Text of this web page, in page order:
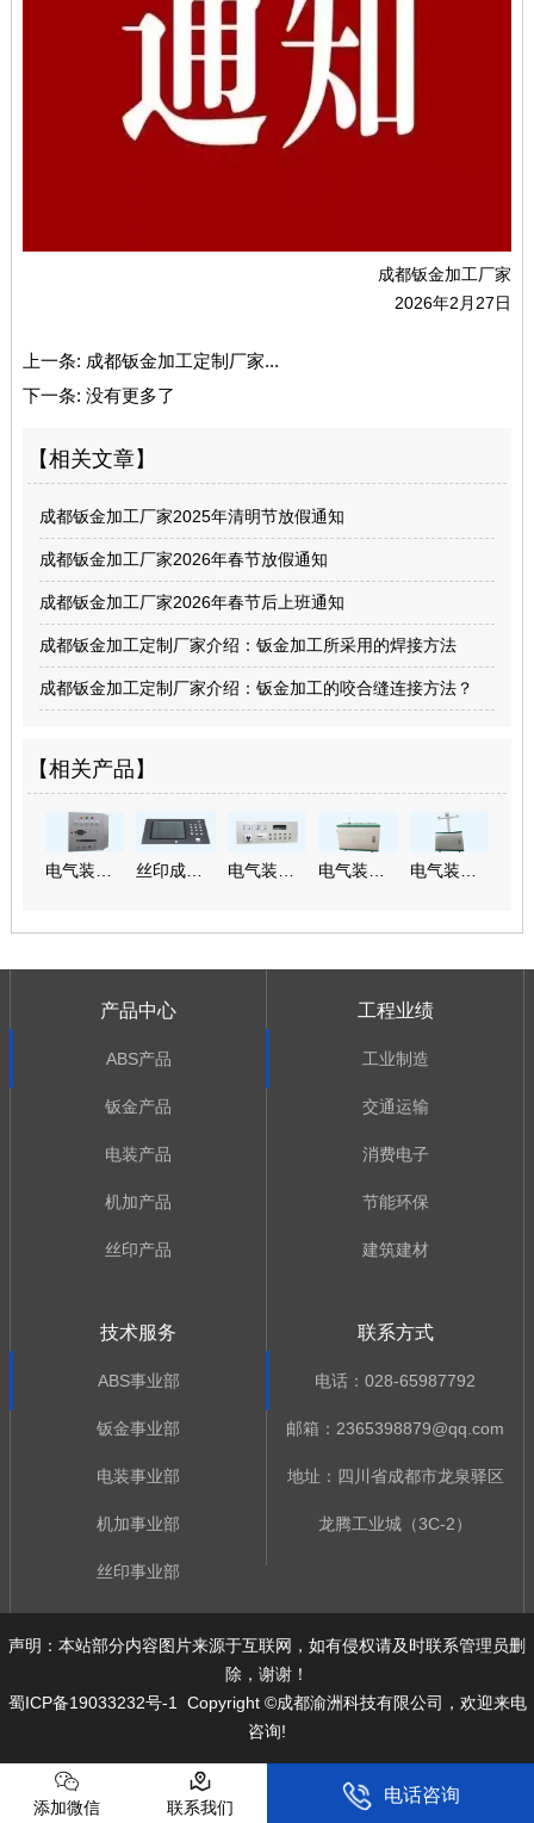
成都钣金加工厂家
2026年2月27日
上一条: 成都钣金加工定制厂家...
下一条: 没有更多了
【相关文章】
成都钣金加工厂家2025年清明节放假通知
成都钣金加工厂家2026年春节放假通知
成都钣金加工厂家2026年春节后上班通知
成都钣金加工定制厂家介绍：钣金加工所采用的焊接方法
成都钣金加工定制厂家介绍：钣金加工的咬合缝连接方法？
【相关产品】
产品中心
ABS产品
钣金产品
电装产品
机加产品
丝印产品
工程业绩
工业制造
交通运输
消费电子
节能环保
建筑建材
技术服务
ABS事业部
钣金事业部
电装事业部
机加事业部
丝印事业部
联系方式
电话：028-65987792
邮箱：2365398879@qq.com
地址：四川省成都市龙泉驿区
龙腾工业城（3C-2）
声明：本站部分内容图片来源于互联网，如有侵权请及时联系管理员删
除，谢谢！
蜀ICP备19033232号-1Copyright ©成都渝洲科技有限公司，欢迎来电
咨询!
添加微信 联系我们
电话咨询